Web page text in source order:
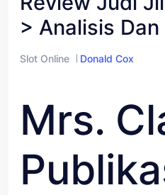
> Analisis
Slot Online Donald Cox
Mrs.